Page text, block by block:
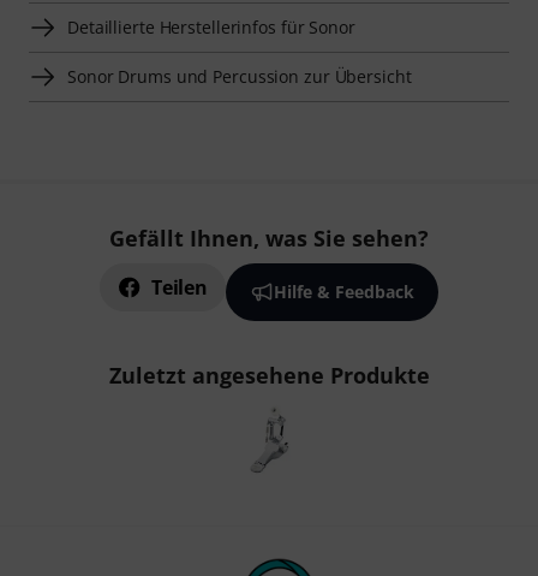
Detaillierte Herstellerinfos für Sonor
Sonor Drums und Percussion zur Übersicht
Gefällt Ihnen, was Sie sehen?
Teilen Hilfe & Feedback
Zuletzt angesehene Produkte